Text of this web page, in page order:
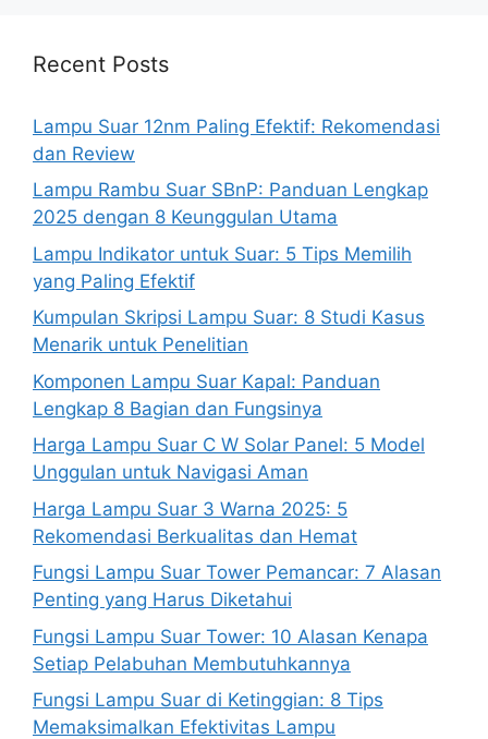
Recent Posts
Lampu Suar 12nm Paling Efektif: Rekomendasi
dan Review
Lampu Rambu Suar SBnP: Panduan Lengkap
2025 dengan 8 Keunggulan Utama
Lampu Indikator untuk Suar: 5 Tips Memilih
yang Paling Efektif
Kumpulan Skripsi Lampu Suar: 8 Studi Kasus
Menarik untuk Penelitian
Komponen Lampu Suar Kapal: Panduan
Lengkap 8 Bagian dan Fungsinya
Harga Lampu Suar C W Solar Panel: 5 Model
Unggulan untuk Navigasi Aman
Harga Lampu Suar 3 Warna 2025: 5
Rekomendasi Berkualitas dan Hemat
Fungsi Lampu Suar Tower Pemancar: 7 Alasan
Penting yang Harus Diketahui
Fungsi Lampu Suar Tower: 10 Alasan Kenapa
Setiap Pelabuhan Membutuhkannya
Fungsi Lampu Suar di Ketinggian: 8 Tips
Memaksimalkan Efektivitas Lampu